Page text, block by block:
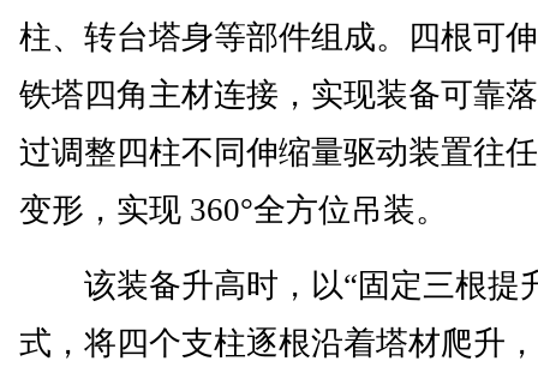
柱、转台塔身等部件组成。四根可
铁塔四角主材连接，实现装备可靠
过调整四柱不同伸缩量驱动装置往
变形，实现 360°全方位吊装。
该装备升高时，以“固定三根提
式，将四个支柱逐根沿着塔材爬升